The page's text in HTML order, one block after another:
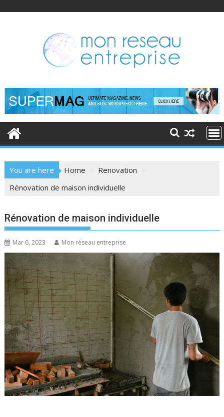
You are here Home
Renovation
Rénovation de maison individuelle
Rénovation de maison individuelle
Mar 6, 2023 Mon réseau entreprise